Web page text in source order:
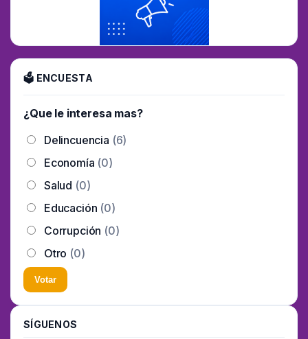
🗳 ENCUESTA
¿Que le interesa mas?
Delincuencia (6)
Economía (0)
Salud (0)
Educación (0)
Corrupción (0)
Otro (0)
Votar
SÍGUENOS